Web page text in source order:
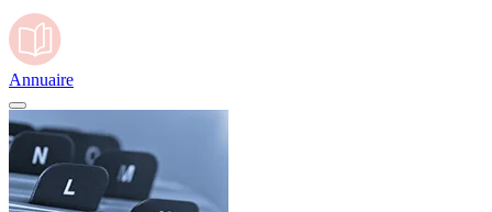
Annuaire